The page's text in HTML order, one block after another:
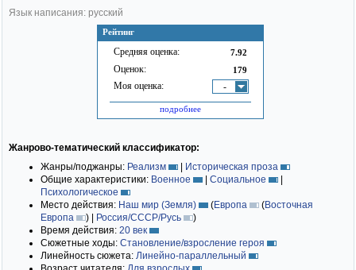
Рейтинг
Средняя оценка: 7.92
Оценок: 179
Моя оценка: -
подробнее
Язык написания: русский
Жанрово-тематический классификатор:
Жанры/поджанры: Реализм | Историческая проза
Общие характеристики: Военное | Социальное
|
Психологическое
Место действия: Наш мир (Земля) (Европа (Восточная
Европа
) | Россия/СССР/Русь
)
Время действия: 20 век
Сюжетные ходы: Становление/взросление героя
Линейность сюжета: Линейно-параллельный